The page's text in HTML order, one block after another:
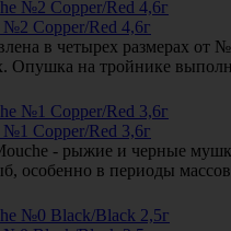
№2 Copper/Red 4,6г
в четырех размерах
Опушка на тройнике
№1 Copper/Red 3,6г
- рыжие и черные
особенно в периоды